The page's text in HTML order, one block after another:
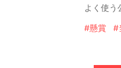
よく使う
#懸賞 #